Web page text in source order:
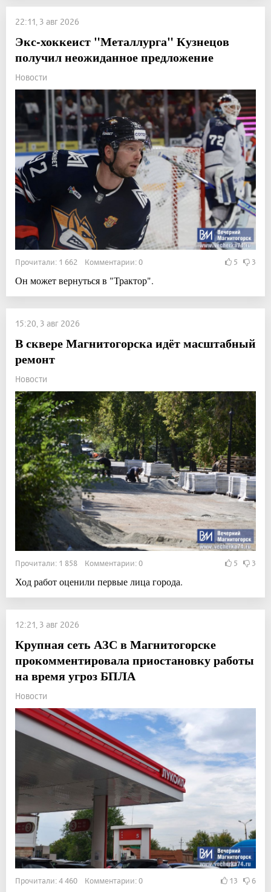
22:11, 3 авг 2026
Экс-хоккеист "Металлурга" Кузнецов
получил неожиданное предложение
Новости
Прочитали: 1 662 Комментарии: 0 5 3
Он может вернуться в "Трактор".
15:20, 3 авг 2026
В сквере Магнитогорска идёт масштабный
ремонт
Новости
Прочитали: 1 858 Комментарии: 0 5 3
Ход работ оценили первые лица города.
12:21, 3 авг 2026
Крупная сеть АЗС в Магнитогорске
прокомментировала приостановку работы
на время угроз БПЛА
Новости
Прочитали: 4 460 Комментарии: 0 13 6